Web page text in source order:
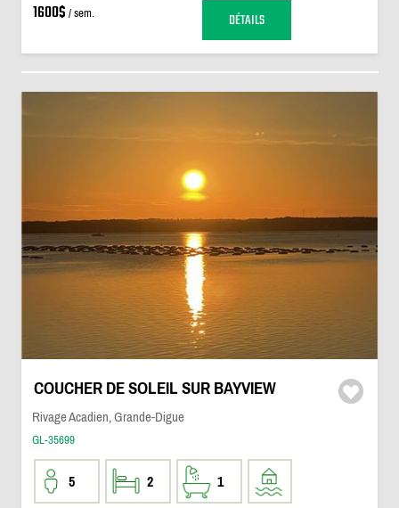
1600$ / sem. DÉTAILS
COUCHER DE SOLEIL SUR BAYVIEW
Rivage Acadien, Grande-Digue
GL-35699
5 2 1